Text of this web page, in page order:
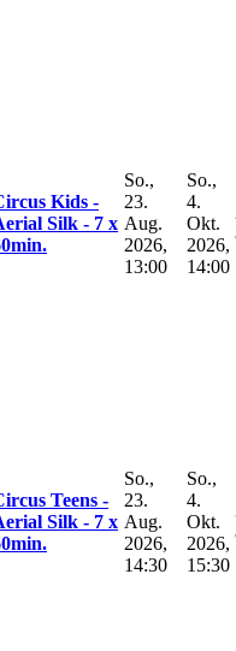
Kids -
Silk - 7 x
So.,
23.
Aug.
2026,
13:00
So.,
4.
Okt.
2026,
14:00
Teens -
Silk - 7 x
So.,
23.
Aug.
2026,
14:30
So.,
4.
Okt.
2026,
15:30